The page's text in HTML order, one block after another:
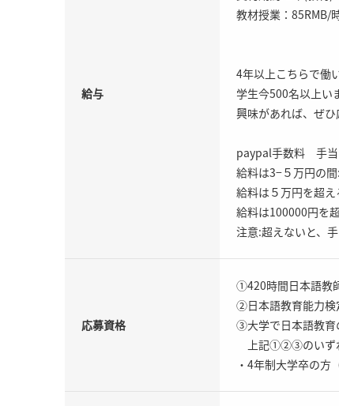
給与
教材授業：85RMB/
4年以上こちらで働
学生今500名以上い
興味があれば、ぜ
paypal手数料 手当
給料は3−５万円の
給料は５万円を超
給料は100000円を
注意:超えないと、手
応募資格
①420時間日本語教
②日本語教育能力検
③大学で日本語教育
上記①②③のいず
・4年制大学卒の方